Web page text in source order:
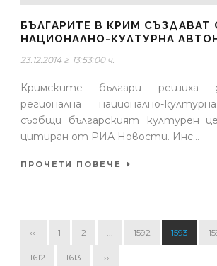
БЪЛГАРИТЕ В КРИМ СЪЗДАВАТ
НАЦИОНАЛНО-КУЛТУРНА
23.12.2014 г. 13:53:00 ч.
Кримските българи решиха
регионална национално-
съобщи българският културен
цитиран от РИА Новости. Инс...
ПРОЧЕТИ ПОВЕЧЕ
‹‹ 1 2 ... 1592 1593
1612 1613 ››